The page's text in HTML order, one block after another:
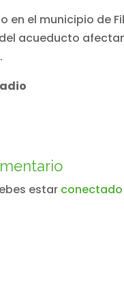
en el municipio de
acueducto
estar conectado